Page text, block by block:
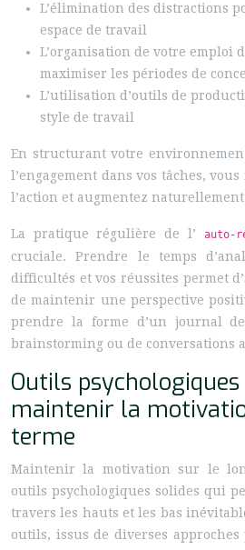
L’élimination des distractions
espace de travail
L’organisation de votre emploi
maximiser les périodes de
L’utilisation d’outils de
style de travail
En structurant votre
l’engagement dans vos tâches,
l’action et augmentez
La pratique régulière de l’ auto-
cruciale. Prendre le temps
difficultés et vos réussites permet
de maintenir une perspective
prendre la forme d’un journal
brainstorming ou de conversations
Outils
maintenir la
terme
Maintenir la motivation sur le
outils psychologiques solides qui
travers les hauts et les bas
outils, issus de diverses